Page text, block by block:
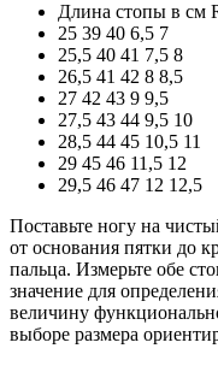
Длина стопы в см
25 39 40 6,5 7
25,5 40 41 7,5 8
26,5 41 42 8 8,5
27 42 43 9 9,5
27,5 43 44 9,5 10
28,5 44 45 10,5 11
29 45 46 11,5 12
29,5 46 47 12 12,5
Поставьте ногу на
от основания пятки до
пальца. Измерьте обе
значение для
величину
выборе размера